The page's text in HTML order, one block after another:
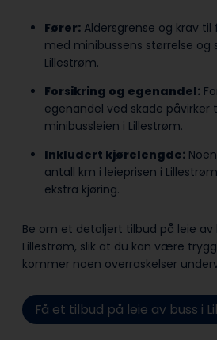
Fører: Aldersgrense og krav
med minibussens størrelse og
Lillestrøm.
Forsikring og egenandel:
egenandel ved skade påvirker
minibussleien i Lillestrøm.
Inkludert kjørelengde:
antall km i leieprisen i
ekstra kjøring.
Be om et detaljert tilbud på leie av
Lillestrøm, slik at du kan være
kommer noen overraskelser
Få et tilbud på leie av buss i